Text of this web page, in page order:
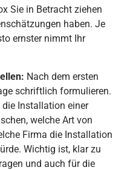
Sie in Betracht ziehen
haben. Je
ernster nimmt Ihr
Nach dem ersten
schriftlich formulieren.
Installation einer
welche Art von
Firma die Installation
Wichtig ist, klar zu
und auch für die